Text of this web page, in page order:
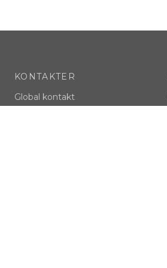
KONTAKTER
Global kontakt